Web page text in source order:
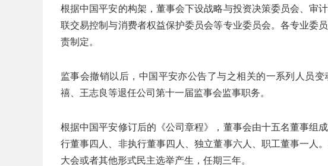
根据中国平安的构架，董事会下设战略与投资决策委员会、审
联交易控制与消费者权益保护委员会等专业委员会。各专业委
责制定。
监事会撤销以后，中国平安亦公告了与之相关的一系列人员
禧、王志良等退任公司第十一届监事会监事职务。
根据中国平安修订后的《公司章程》，董事会由十五名董事组
行董事四人、非执行董事四人、独立董事六人、职工董事一人
大会或者其他形式民主选举产生，任期三年。